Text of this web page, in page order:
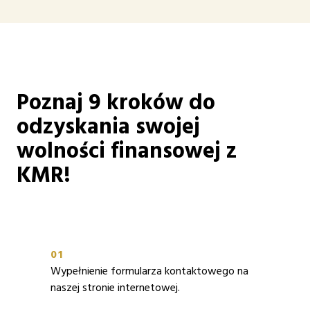
Poznaj 9 kroków do
odzyskania swojej
wolności finansowej z
KMR!
01
Wypełnienie formularza kontaktowego na
naszej stronie internetowej.